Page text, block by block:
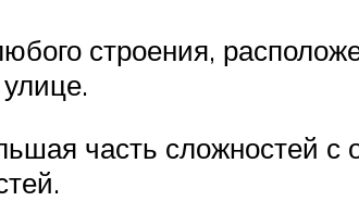
строения,
часть сложностей с